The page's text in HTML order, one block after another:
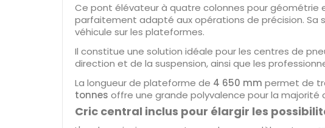
Ce pont élévateur à quatre colonnes pour
parfaitement adapté aux opérations de précision.
véhicule sur les plateformes.
Il constitue une solution idéale pour les centres de
direction et de la suspension, ainsi que les
La longueur de plateforme de 4 650 mm permet de
tonnes offre une grande polyvalence pour la majorité
Cric central inclus pour élargir les